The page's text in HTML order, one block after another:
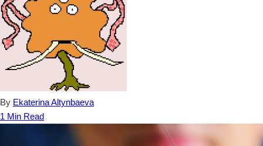
By Ekaterina Altynbaeva
1 Min Read